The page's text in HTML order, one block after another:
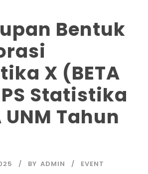
Bentuk
X (BETA
Statistika
UNM Tahun
BY ADMIN EVENT